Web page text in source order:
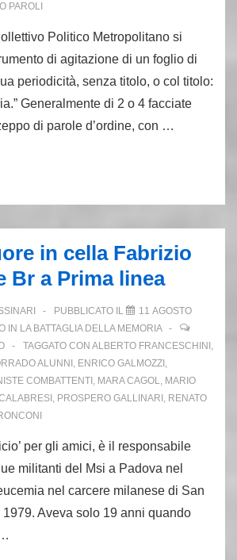
PAROLI
Politico Metropolitano si
di agitazione di un foglio di
periodicità, senza titolo, o col titolo:
Generalmente di 2 o 4 facciate
di parole d’ordine, con …
in cella Fabrizio
Br a Prima linea
PUBBLICATO IL
11 AGOSTO
IN LA BATTAGLIA DELLA MEMORIA
TAGGATO CON ALBERTO FRANCESCHINI ,
ALUNNI , ENRICO GALMOZZI ,
COMBATTENTI , MARA CAGOL, MARIO
, PROSPERO GALLINARI , RENATO
per gli amici, è il responsabile
militanti del Msi a Padova nel
nel carcere milanese di San
1979. Aveva solo 19 anni quando